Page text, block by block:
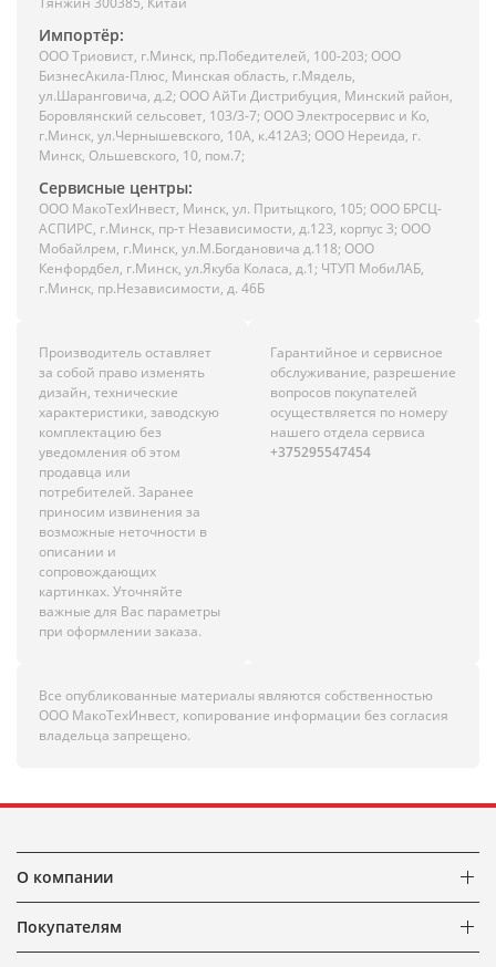
Импортёр:
ООО Триовист, г.Минск, пр.Победителей, 100-203; ООО
БизнесАкила-Плюс, Минская область, г.Мядель,
ул.Шаранговича, д.2; ООО АйТи Дистрибуция, Минский район,
Боровлянский сельсовет, 103/3-7; ООО Электросервис и Ко,
г.Минск, ул.Чернышевского, 10А, к.412АЗ; ООО Нереида, г.
Минск, Ольшевского, 10, пом.7;
Сервисные центры:
ООО МакоТехИнвест, Минск, ул. Притыцкого, 105; ООО БРСЦ-
АСПИРС, г.Минск, пр-т Независимости, д.123, корпус 3; ООО
Мобайлрем, г.Минск, ул.М.Богдановича д.118; ООО
Кенфордбел, г.Минск, ул.Якуба Коласа, д.1; ЧТУП МобиЛАБ,
г.Минск, пр.Независимости, д. 46Б
Производитель оставляет
за собой право изменять
дизайн, технические
характеристики, заводскую
комплектацию без
уведомления об этом
продавца или
потребителей. Заранее
приносим извинения за
возможные неточности в
описании и
сопровождающих
картинках. Уточняйте
важные для Вас параметры
при оформлении заказа.
Гарантийное и сервисное
обслуживание, разрешение
вопросов покупателей
осуществляется по номеру
нашего отдела сервиса
+375295547454
Все опубликованные материалы являются собственностью
ООО МакоТехИнвест, копирование информации без согласия
владельца запрещено.
О компании
Покупателям